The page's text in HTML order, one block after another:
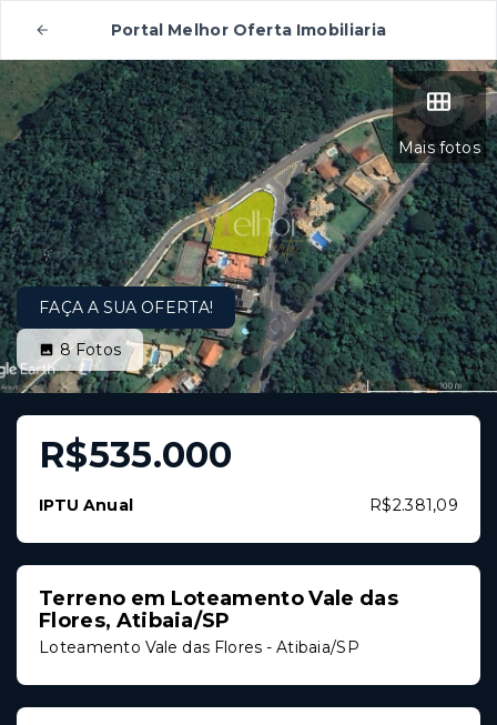
Portal Melhor Oferta Imobiliaria
Mais fotos
FAÇA A SUA OFERTA!
8Fotos
R$535.000
IPTU Anual R$2.381,09
Terreno em Loteamento Vale das
Flores, Atibaia/SP
Loteamento Vale das Flores - Atibaia/SP